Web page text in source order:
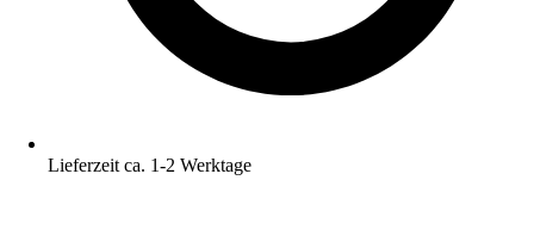
Lieferzeit ca. 1-2 Werktage